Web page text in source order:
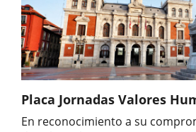
Placa Jornadas Valores
En reconocimiento a su